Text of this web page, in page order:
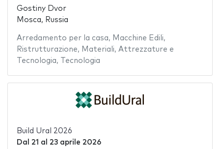
Gostiny Dvor
Mosca, Russia
Arredamento per la casa, Macchine Edili,
Ristrutturazione, Materiali, Attrezzature e
Tecnologia, Tecnologia
Build Ural 2026
Dal 21 al 23 aprile 2026